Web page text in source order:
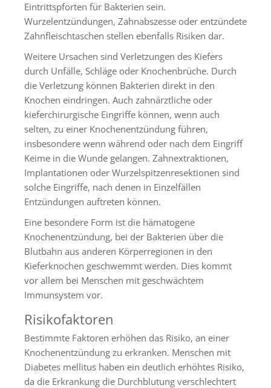
Eintrittspforten für Bakterien sein.
Wurzelentzündungen, Zahnabszesse oder entzündete
Zahnfleischtaschen stellen ebenfalls Risiken dar.
Weitere Ursachen sind Verletzungen des Kiefers
durch Unfälle, Schläge oder Knochenbrüche. Durch
die Verletzung können Bakterien direkt in den
Knochen eindringen. Auch zahnärztliche oder
kieferchirurgische Eingriffe können, wenn auch
selten, zu einer Knochenentzündung führen,
insbesondere wenn während oder nach dem Eingriff
Keime in die Wunde gelangen. Zahnextraktionen,
Implantationen oder Wurzelspitzenresektionen sind
solche Eingriffe, nach denen in Einzelfällen
Entzündungen auftreten können.
Eine besondere Form ist die hämatogene
Knochenentzündung, bei der Bakterien über die
Blutbahn aus anderen Körperregionen in den
Kieferknochen geschwemmt werden. Dies kommt
vor allem bei Menschen mit geschwächtem
Immunsystem vor.
Risikofaktoren
Bestimmte Faktoren erhöhen das Risiko, an einer
Knochenentzündung zu erkranken. Menschen mit
Diabetes mellitus haben ein deutlich erhöhtes Risiko,
da die Erkrankung die Durchblutung verschlechtert